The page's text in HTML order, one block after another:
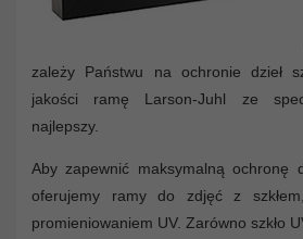
zależy Państwu na ochronie dzieł
jakości ramę Larson-Juhl ze
najlepszy.
Aby zapewnić maksymalną ochronę
oferujemy ramy do zdjęć z
promieniowaniem UV. Zarówno szkło